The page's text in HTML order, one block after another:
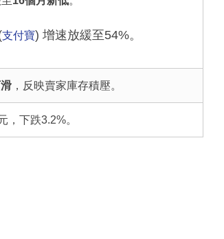
支付寶) 增速放緩至54%。
，反映賣家庫存積壓。
，下跌3.2%。